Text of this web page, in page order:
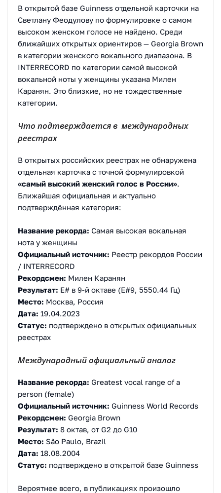
В открытой базе Guinness отдельной карточки на
Светлану Феодулову по формулировке о самом
высоком женском голосе не найдено. Среди
ближайших открытых ориентиров — Georgia Brown
в категории женского вокального диапазона. В
INTERRECORD по категории самой высокой
вокальной ноты у женщины указана Милен
Каранян. Это близкие, но не тождественные
категории.
Что подтверждается в международных
реестрах
В открытых российских реестрах не обнаружена
отдельная карточка с точной формулировкой
«самый высокий женский голос в России».
Ближайшая официальная и актуально
подтверждённая категория:
Название рекорда: Самая высокая вокальная
нота у женщины
Официальный источник: Реестр рекордов России
/ INTERRECORD
Рекордсмен: Милен Каранян
Результат: E# в 9-й октаве (E#9, 5550.44 Гц)
Место: Москва, Россия
Дата: 19.04.2023
Статус: подтверждено в открытых официальных
реестрах
Международный официальный аналог
Название рекорда: Greatest vocal range of a
person (female)
Официальный источник: Guinness World Records
Рекордсмен: Georgia Brown
Результат: 8 октав, от G2 до G10
Место: São Paulo, Brazil
Дата: 18.08.2004
Статус: подтверждено в открытой базе Guinness
Вероятнее всего, в публикациях произошло